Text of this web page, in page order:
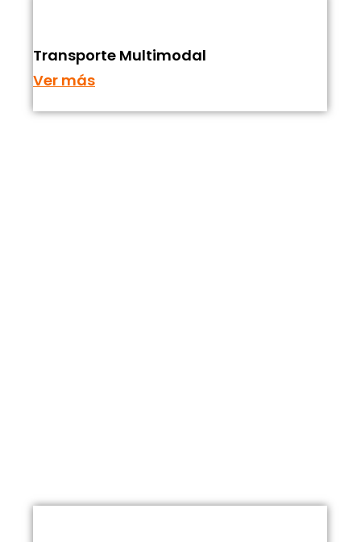
Transporte Multimodal
Ver más